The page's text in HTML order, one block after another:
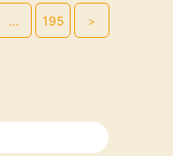
… 195 ＞